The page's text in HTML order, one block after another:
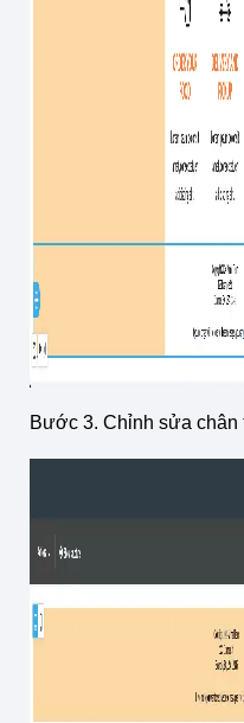
Bước 3. Chỉnh sửa chân